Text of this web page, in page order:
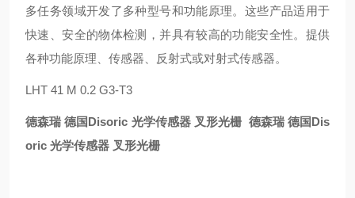
多任务领域开发了多种型号和功能原理。这些产品适用于
快速、安全的物体检测，并具有较高的功能安全性。提供
各种功能原理、传感器、反射式或对射式传感器。
LHT 41 M 0.2 G3-T3
德森瑞 德国Disoric 光学传感器 叉形光栅 德森瑞 德国Dis
oric 光学传感器 叉形光栅